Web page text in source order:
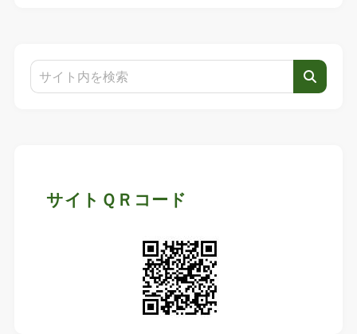
サイトＱＲコード